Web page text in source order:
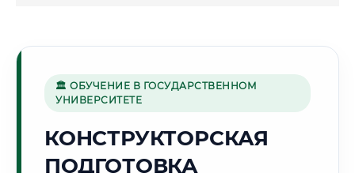
🏙️
Г. МОГИЛЕВ
🏛 ОБУЧЕНИЕ В ГОСУДАРСТВЕННОМ
УНИВЕРСИТЕТЕ
КОНСТРУКТОРСКАЯ
ПОДГОТОВКА